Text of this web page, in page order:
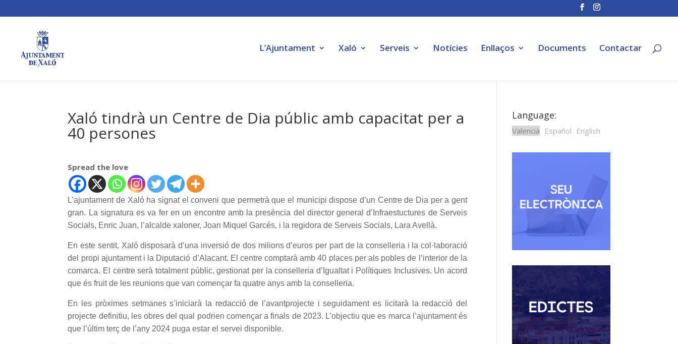
L’Ajuntament Xaló Serveis Notícies Enllaços Documents Contactar
Xaló tindrà un Centre de Dia públic amb capacitat per a
40 persones
Spread the love
L’ajuntament de Xaló ha signat el conveni que permetrà que el municipi dispose d’un Centre de Dia per a gent
gran. La signatura es va fer en un encontre amb la presència del director general d’Infraestuctures de Serveis
Socials, Enric Juan, l’alcalde xaloner, Joan Miquel Garcés, i la regidora de Serveis Socials, Lara Avellà.
En este sentit, Xaló disposarà d’una inversió de dos milions d’euros per part de la conselleria i la col·laboració
del propi ajuntament i la Diputació d’Alacant. El centre comptarà amb 40 places per als pobles de l’interior de la
comarca. El centre serà totalment públic, gestionat per la conselleria d’Igualtat i Polítiques Inclusives. Un acord
que és fruit de les reunions que van començar fa quatre anys amb la conselleria.
En les pròximes setmanes s’iniciarà la redacció de l’avantprojecte i seguidament es licitarà la redacció del
projecte definitiu, les obres del qual podrien començar a finals de 2023. L’objectiu que es marca l’ajuntament és
que l’últim terç de l’any 2024 puga estar el servei disponible.
Language:
Valencià Español English